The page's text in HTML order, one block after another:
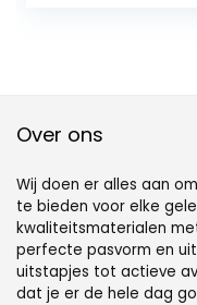
Over ons
Wij doen er alles aan
te bieden voor elke
kwaliteitsmaterialen
perfecte pasvorm en
uitstapjes tot actieve
dat je er de hele dag